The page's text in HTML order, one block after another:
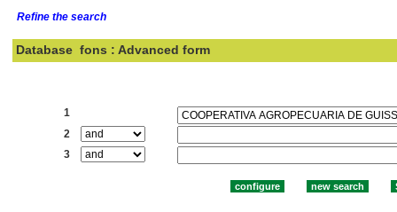
Refine the search
Database fons : Advanced form
1
2
3